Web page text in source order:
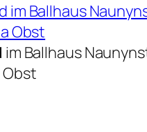
im Ballhaus